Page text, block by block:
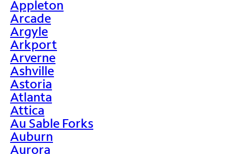
Appleton
Arcade
Argyle
Arkport
Arverne
Ashville
Astoria
Atlanta
Attica
Au Sable Forks
Auburn
Aurora